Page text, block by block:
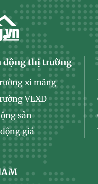
động thị trường
xi măng
VLXD
sản
giá